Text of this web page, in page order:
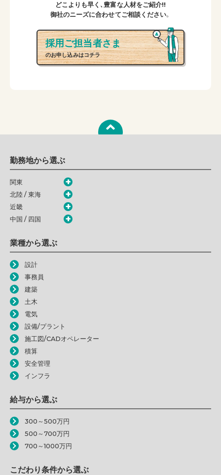
どこよりも早く、豊富な人材をご紹介!!
御社のニーズに合わせてご相談ください。
採用ご担当者さま
のお申し込みはコチラ
勤務地から選ぶ
関東
北陸 / 東海
近畿
中国 / 四国
業種から選ぶ
設計
事務員
建築
土木
電気
設備/プラント
施工図/CADオペレーター
積算
安全管理
インフラ
給与から選ぶ
300～500万円
500～700万円
700～1000万円
こだわり条件から選ぶ